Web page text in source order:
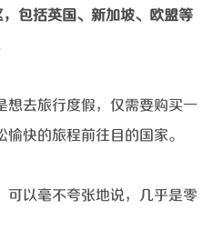
包括英国、新加坡、欧盟等
想去旅行度假，仅需要购买一
快的旅程前往目的国家。
可以毫不夸张地说，几乎是零